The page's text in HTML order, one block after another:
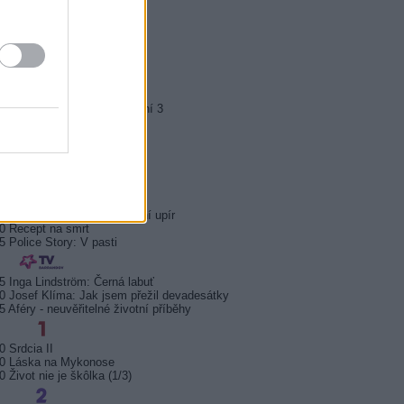
Jesse Owens
Expendables: Postradatelní 3
Sherlock Holmes: Poslední upír
Recept na smrt
Police Story: V pasti
Inga Lindström: Černá labuť
Josef Klíma: Jak jsem přežil devadesátky
Aféry - neuvěřitelné životní příběhy
Srdcia II
Láska na Mykonose
Život nie je škôlka (1/3)